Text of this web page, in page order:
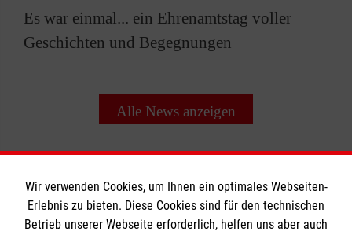
Es war einmal... ein Ehrenamtstag voller
Geschichten und Begegnungen
Alle News anzeigen
Informationen
Wir verwenden Cookies, um Ihnen ein optimales Webseiten-
Erlebnis zu bieten. Diese Cookies sind für den technischen
Betrieb unserer Webseite erforderlich, helfen uns aber auch